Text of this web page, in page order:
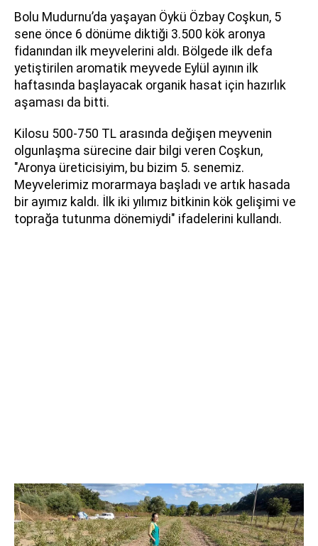
Bolu Mudurnu’da yaşayan Öykü Özbay Coşkun, 5
sene önce 6 dönüme diktiği 3.500 kök aronya
fidanından ilk meyvelerini aldı. Bölgede ilk defa
yetiştirilen aromatik meyvede Eylül ayının ilk
haftasında başlayacak organik hasat için hazırlık
aşaması da bitti.
Kilosu 500-750 TL arasında değişen meyvenin
olgunlaşma sürecine dair bilgi veren Coşkun,
"Aronya üreticisiyim, bu bizim 5. senemiz.
Meyvelerimiz morarmaya başladı ve artık hasada
bir ayımız kaldı. İlk iki yılımız bitkinin kök gelişimi ve
toprağa tutunma dönemiydi" ifadelerini kullandı.